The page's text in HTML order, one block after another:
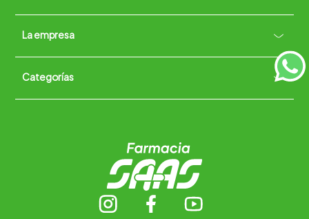
Contacto vía WhatsApp
Términos y condiciones
La empresa +
Quiénes somos
Trabaja con nosotros
Categorías +